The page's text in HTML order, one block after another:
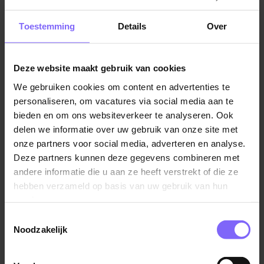
Toestemming Details Over
Deze website maakt gebruik van cookies
We gebruiken cookies om content en advertenties te
personaliseren, om vacatures via social media aan te
bieden en om ons websiteverkeer te analyseren. Ook
delen we informatie over uw gebruik van onze site met
onze partners voor social media, adverteren en analyse.
Deze partners kunnen deze gegevens combineren met
andere informatie die u aan ze heeft verstrekt of die ze
hebben verzameld op basis van uw gebruik van hun
Noodzakelijk
Vul hier je Skillsprofiel in
voor de ideale
vacaturematch!
Skillsprofiel